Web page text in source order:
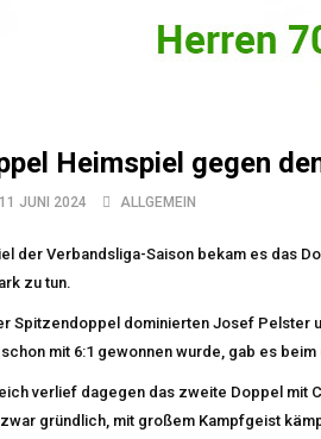
Heimspiel gegen
11 JUNI 2024 ALLGEMEIN
der Verbandsliga-Saison bekam es das
zu tun.
Spitzendoppel dominierten Josef Pelster
mit 6:1 gewonnen wurde, gab es
verlief dagegen das zweite Doppel mit
gründlich, mit großem Kampfgeist